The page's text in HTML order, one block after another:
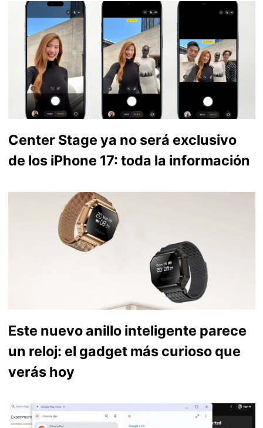
Center Stage ya no será exclusivo
de los iPhone 17: toda la información
Este nuevo anillo inteligente parece
un reloj: el gadget más curioso que
verás hoy